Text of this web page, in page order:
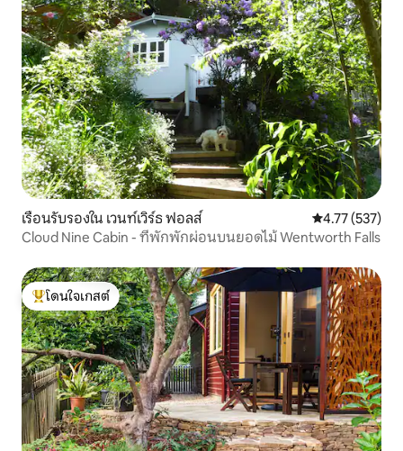
เรือนรับรองใน เวนท์เวิร์ธ ฟอลส์ คะแนนเฉลี่ย
4.77 (537)
Cloud Nine Cabin - ที่พักพักผ่อนบนยอดไม้ Wentworth Falls
โดนใจเกสต์ที่สุด
โดนใจเกสต์